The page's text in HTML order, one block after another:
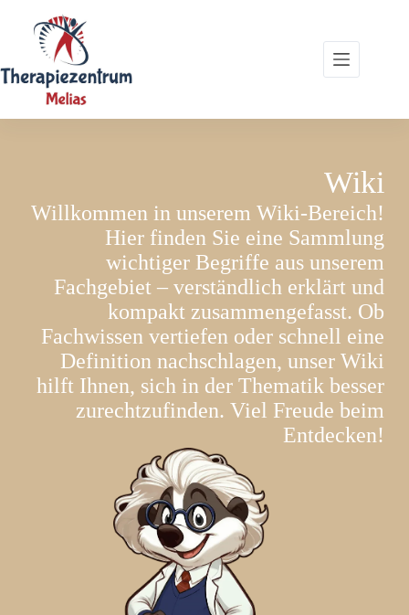
springen
Wiki
Willkommen in unserem Wiki-Bereich!
Hier finden Sie eine Sammlung
wichtiger Begriffe aus unserem
Fachgebiet – verständlich erklärt und
kompakt zusammengefasst. Ob
Fachwissen vertiefen oder schnell eine
Definition nachschlagen, unser Wiki
hilft Ihnen, sich in der Thematik besser
zurechtzufinden. Viel Freude beim
Entdecken!